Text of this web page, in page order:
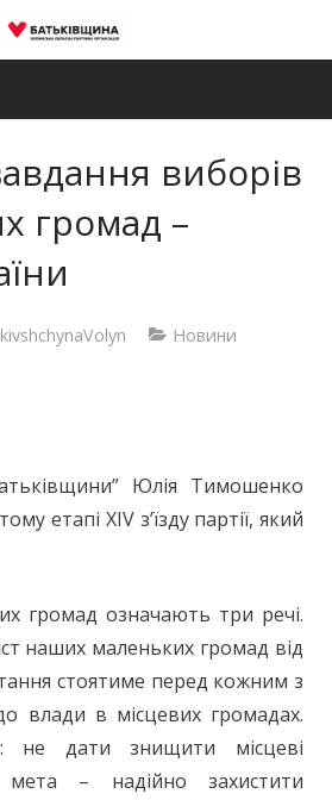
виборів
громад –
Новини
Юлія Тимошенко
етапі XIV з’їзду партії, який
громад означають три речі.
наших маленьких громад від
стоятиме перед кожним з
влади в місцевих громадах.
не дати знищити місцеві
– надійно захистити